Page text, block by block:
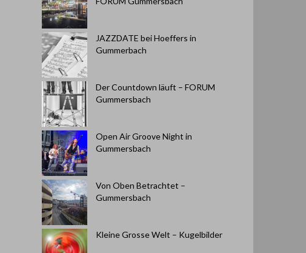
JAZZDATE bei Hoeffers in
Gummerbach
Der Countdown läuft – FORUM
Gummersbach
Open Air Groove Night in
Gummersbach
Von Oben Betrachtet –
Gummersbach
Kleine Grosse Welt – Kugelbilder